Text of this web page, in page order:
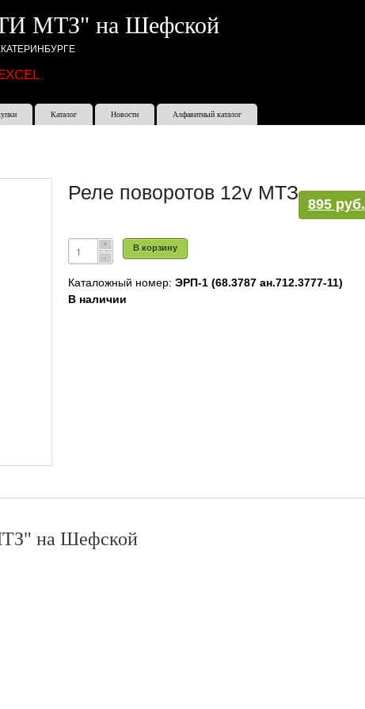
МТЗ" на Шефской
Каталог Новости Алфавитный каталог
Реле поворотов 12v МТЗ
895 руб.
В корзину
Каталожный номер: ЭРП-1 (68.3787 ан.712.3777-11)
В наличии
на Шефской